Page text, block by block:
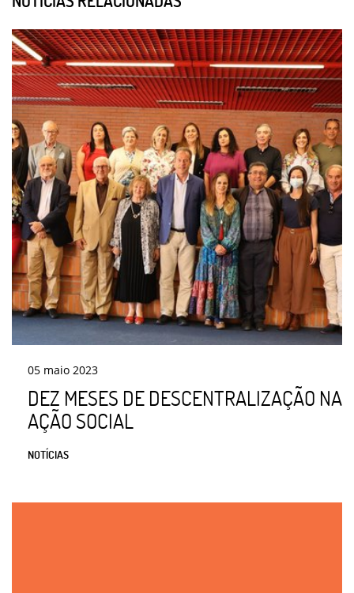
05 maio 2023
DEZ MESES DE DESCENTRALIZAÇÃO NA
AÇÃO SOCIAL
NOTÍCIAS